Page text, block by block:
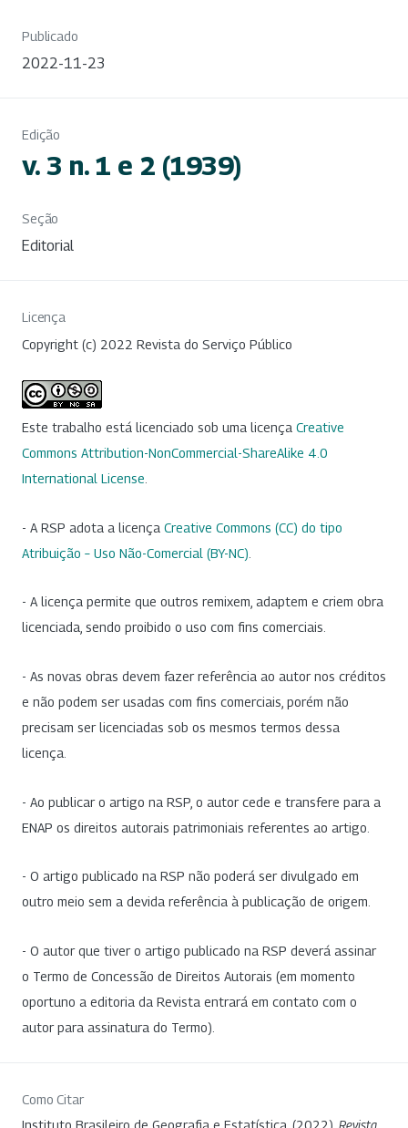
Publicado
2022-11-23
Edição
v. 3 n. 1 e 2 (1939)
Seção
Editorial
Licença
Copyright (c) 2022 Revista do Serviço Público
Este trabalho está licenciado sob uma licença Creative
Commons Attribution-NonCommercial-ShareAlike 4.0
International License
- A RSP adota a licença Creative Commons (CC) do tipo
Atribuição – Uso Não-Comercial (BY-NC)
- A licença permite que outros remixem, adaptem e criem obra
licenciada, sendo proibido o uso com fins comerciais.
- As novas obras devem fazer referência ao autor nos créditos
e não podem ser usadas com fins comerciais, porém não
precisam ser licenciadas sob os mesmos termos dessa
licença.
- Ao publicar o artigo na RSP, o autor cede e transfere para a
ENAP os direitos autorais patrimoniais referentes ao artigo.
- O artigo publicado na RSP não poderá ser divulgado em
outro meio sem a devida referência à publicação de origem.
- O autor que tiver o artigo publicado na RSP deverá assinar
o Termo de Concessão de Direitos Autorais (em momento
oportuno a editoria da Revista entrará em contato com o
autor para assinatura do Termo).
Como Citar
Instituto Brasileiro de Geografia e Estatística. (2022). Revista